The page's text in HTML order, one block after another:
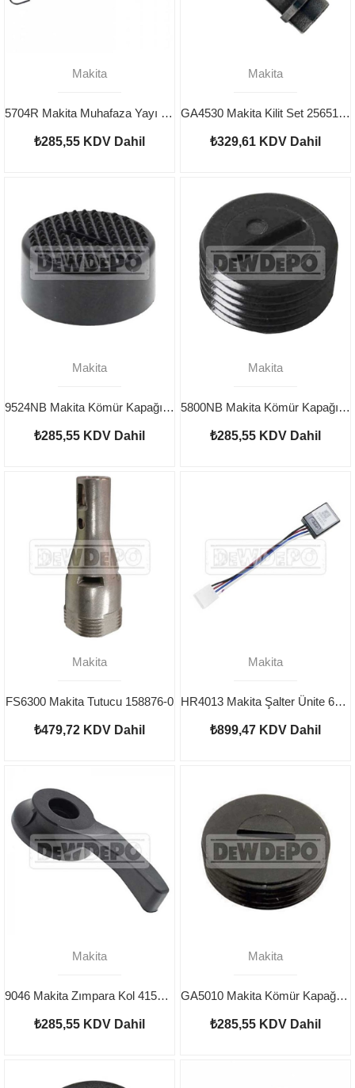
Makita
5704R Makita Muhafaza Yayı 231818-0
₺285,55 KDV Dahil
Makita
GA4530 Makita Kilit Set 256510-7
₺329,61 KDV Dahil
Makita
9524NB Makita Kömür Kapağı 643928-5
₺285,55 KDV Dahil
Makita
5800NB Makita Kömür Kapağı 643600-9
₺285,55 KDV Dahil
Makita
FS6300 Makita Tutucu 158876-0
₺479,72 KDV Dahil
Makita
HR4013 Makita Şalter Ünite 632A83-4
₺899,47 KDV Dahil
Makita
9046 Makita Zımpara Kol 415559-8
₺285,55 KDV Dahil
Makita
GA5010 Makita Kömür Kapağı 643750-0
₺285,55 KDV Dahil